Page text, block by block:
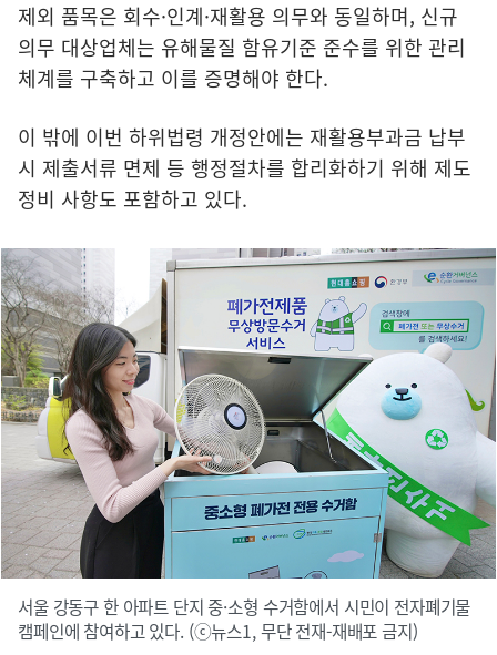
제외 품목은 회수·인계·재활용 의무와 동일하며, 신규
의무 대상업체는 유해물질 함유기준 준수를 위한 관리
체계를 구축하고 이를 증명해야 한다.
이 밖에 이번 하위법령 개정안에는 재활용부과금 납부
시 제출서류 면제 등 행정절차를 합리화하기 위해 제도
정비 사항도 포함하고 있다.
서울 강동구 한 아파트 단지 중·소형 수거함에서 시민이 전자폐기물
캠페인에 참여하고 있다. (ⓒ뉴스1, 무단 전재-재배포 금지)